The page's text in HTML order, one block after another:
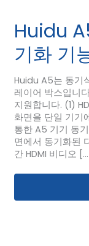
Huidu
기화 기
Huidu A5는 동기
레이어 박스입니
지원합니다. (1)
화면을 단일 기기
통한 A5 기기 동
면에서 동기화된
간 HDMI 비디오 […]